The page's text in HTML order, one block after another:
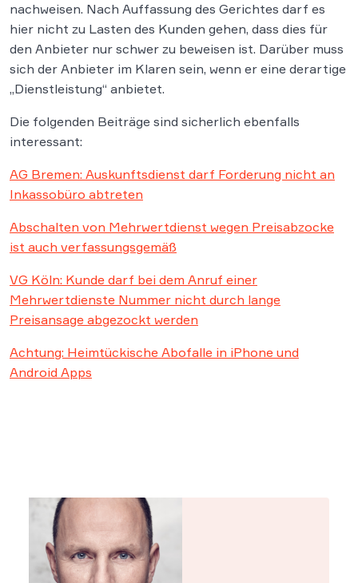
nachweisen. Nach Auffassung des Gerichtes darf es
hier nicht zu Lasten des Kunden gehen, dass dies für
den Anbieter nur schwer zu beweisen ist. Darüber muss
sich der Anbieter im Klaren sein, wenn er eine derartige
„Dienstleistung“ anbietet.
Die folgenden Beiträge sind sicherlich ebenfalls
interessant:
AG Bremen: Auskunftsdienst darf Forderung nicht an
Inkassobüro abtreten
Abschalten von Mehrwertdienst wegen Preisabzocke
ist auch verfassungsgemäß
VG Köln: Kunde darf bei dem Anruf einer
Mehrwertdienste Nummer nicht durch lange
Preisansage abgezockt werden
Achtung: Heimtückische Abofalle in iPhone und
Android Apps